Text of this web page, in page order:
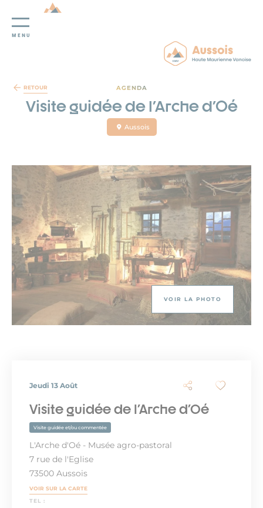
Panneau de gestion des cookies
MENU
RETOUR AGENDA
Visite guidée de l'Arche d'Oé
Aussois
VOIR LA PHOTO
Jeudi 13 Août
Visite guidée de l'Arche d'Oé
Visite guidée et/ou commentée
L'Arche d'Oé - Musée agro-pastoral
7 rue de l'Eglise
73500 Aussois
VOIR SUR LA CARTE
TEL :